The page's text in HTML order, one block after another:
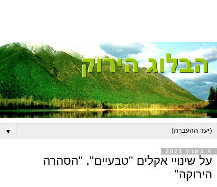
▼
4 במרץ 2021
על שינויי אקלים "טבעיים", "הסהרה
הירוקה"